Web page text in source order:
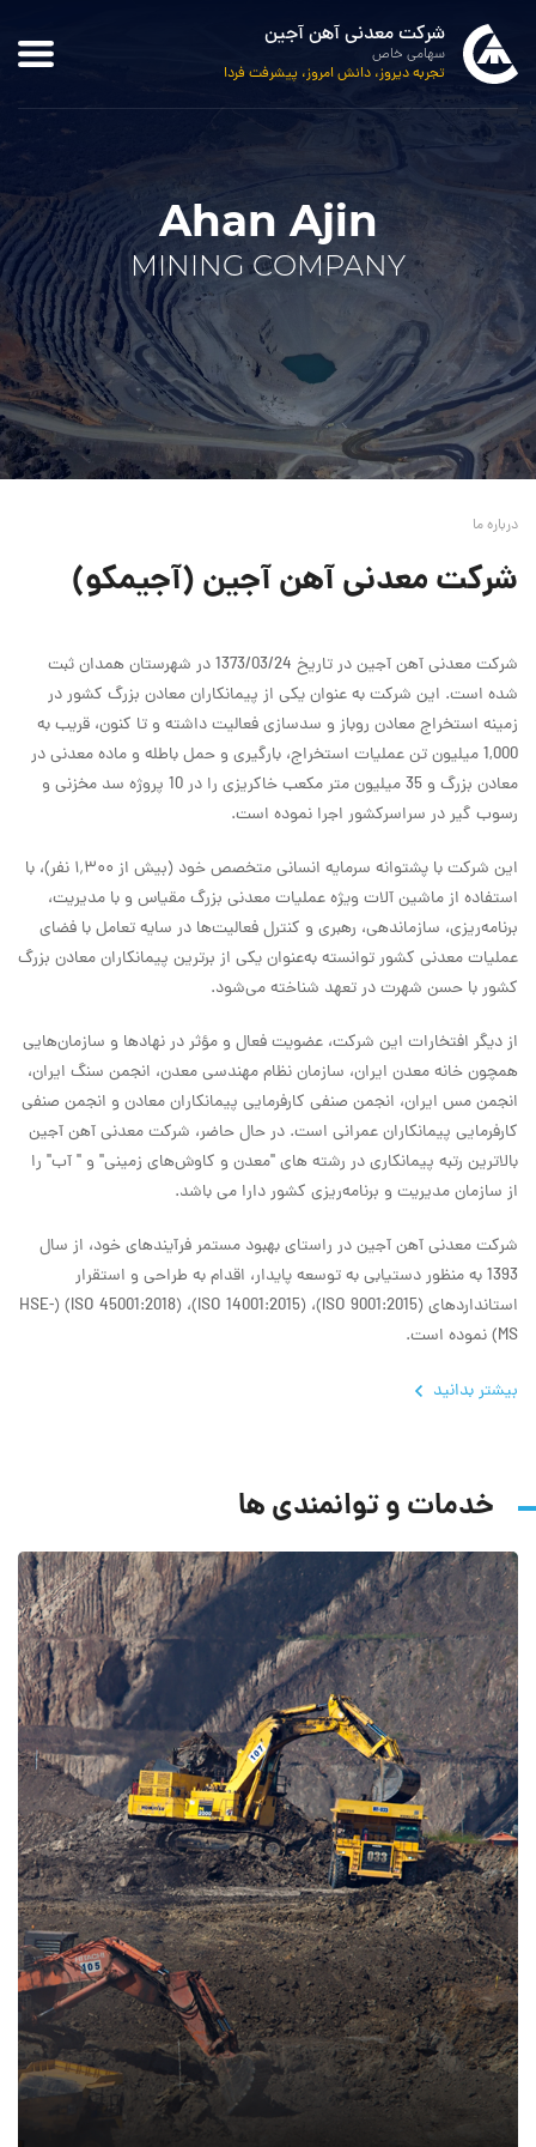
شرکت معدنی آهن آجین
سهامی خاص
تجربه دیروز، دانش امروز، پیشرفت فردا
Ahan Ajin
MINING COMPANY
درباره ما
شرکت معدنی آهن آجین (آجیمکو)
شرکت معدنی آهن آجین در تاریخ 1373/03/24 در شهرستان همدان ثبت
شده است. این شرکت به عنوان یکی از پیمانکاران معادن بزرگ کشور در
زمینه استخراج معادن روباز و سدسازی فعالیت داشته و تا کنون، قریب به
1,000 میلیون تن عملیات استخراج، بارگیری و حمل باطله و ماده معدنی در
معادن بزرگ و 35 میلیون متر مکعب خاکریزی را در 10 پروژه سد مخزنی و
رسوب گیر در سراسرکشور اجرا نموده است.
این شرکت با پشتوانه سرمایه انسانی متخصص خود (بیش از ۱٬۳۰۰ نفر)، با
استفاده از ماشین آلات ویژه عملیات معدنی بزرگ مقیاس و با مدیریت،
برنامه‌ریزی، سازماندهی، رهبری و کنترل فعالیت‌ها در سایه تعامل با فضای
عملیات معدنی کشور توانسته به‌عنوان یکی از برترین پیمانکاران معادن بزرگ
کشور با حسن شهرت در تعهد شناخته می‌شود.
از دیگر افتخارات این شرکت، عضویت فعال و مؤثر در نهادها و سازمان‌هایی
همچون خانه معدن ایران، سازمان نظام مهندسی معدن، انجمن سنگ ایران،
انجمن مس ایران، انجمن صنفی کارفرمایی پیمانکاران معادن و انجمن صنفی
کارفرمایی پیمانکاران عمرانی است. در حال حاضر، شرکت معدنی آهن آجین
بالاترین رتبه پیمانکاری در رشته های‌ "معدن و کاوش‌های زمینی" و " آب" را
از سازمان مدیریت و برنامه‌ریزی کشور دارا می باشد.
شرکت معدنی آهن آجین در راستای بهبود مستمر فرآیندهای خود، از سال
1393 به منظور دستیابی به توسعه پایدار، اقدام به طراحی و استقرار
استانداردهای (ISO 9001:2015)، (ISO 14001:2015)، (ISO 45001:2018) (HSE-
MS) نموده است.
بیشتر بدانید
خدمات و توانمندی ها